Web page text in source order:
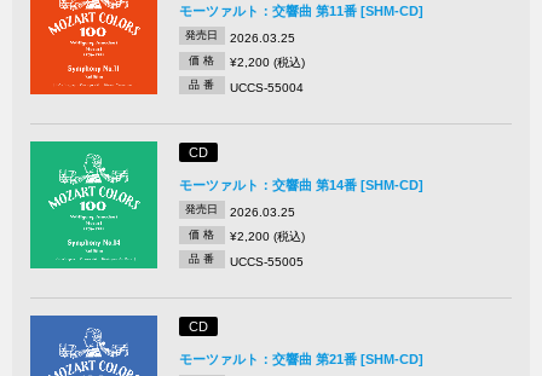
モーツァルト：交響曲 第11番 [SHM-CD]
発売日 2026.03.25
価 格 ¥2,200 (税込)
品 番 UCCS-55004
CD
モーツァルト：交響曲 第14番 [SHM-CD]
発売日 2026.03.25
価 格 ¥2,200 (税込)
品 番 UCCS-55005
CD
モーツァルト：交響曲 第21番 [SHM-CD]